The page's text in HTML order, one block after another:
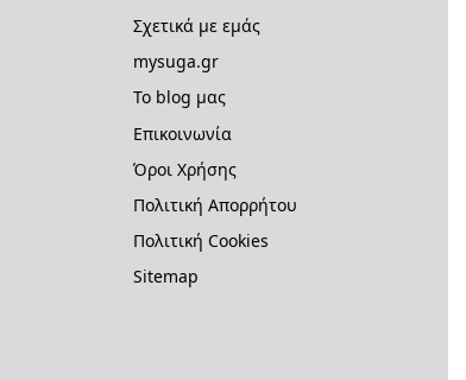
Σχετικά με εμάς
mysuga.gr
Το blog μας
Επικοινωνία
Όροι Χρήσης
Πολιτική Απορρήτου
Πολιτική Cookies
Sitemap